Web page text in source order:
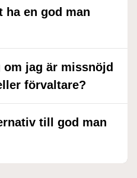
ha en god man
om jag är missnöjd
förvaltare?
till god man